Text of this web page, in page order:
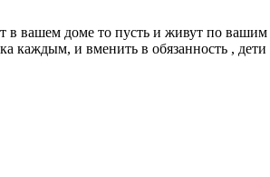
в вашем доме то пусть и живут по
каждым, и вменить в обязанность ,